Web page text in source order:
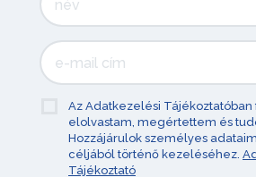
Az Adatkezelési
elolvastam, megértettem és
Hozzájárulok személyes
céljából történő kezeléséhez.
Tájékoztató